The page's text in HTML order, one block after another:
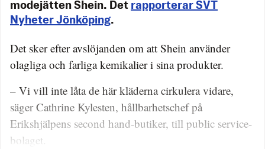
modejätten Shein. Det rapporterar SVT
Nyheter Jönköping.
Det sker efter avslöjanden om att Shein använder
olagliga och farliga kemikalier i sina produkter.
– Vi vill inte låta de här kläderna cirkulera vidare,
säger Cathrine Kylesten, hållbarhetschef på
Erikshjälpens second hand-butiker, till public service-
bolaget.